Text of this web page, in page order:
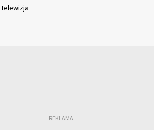
Telewizja